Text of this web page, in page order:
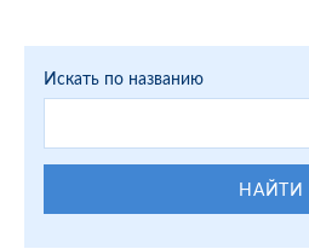
Искать по названию
НАЙТИ